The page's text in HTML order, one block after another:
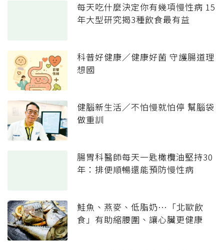
每天吃什麼決定你有幾項慢性病 15
年大型研究揭3種飲食最有益
科普好健康／健康好菌 守護腸道理
想國
健腦新生活／不怕慢就怕停 幫腦袋
做重訓
腸胃科醫師每天一匙橄欖油堅持30
年：排便順暢還能預防慢性病
鮭魚、燕麥、低脂奶…「北歐飲
食」有助縮腰圍、讓心臟更健康